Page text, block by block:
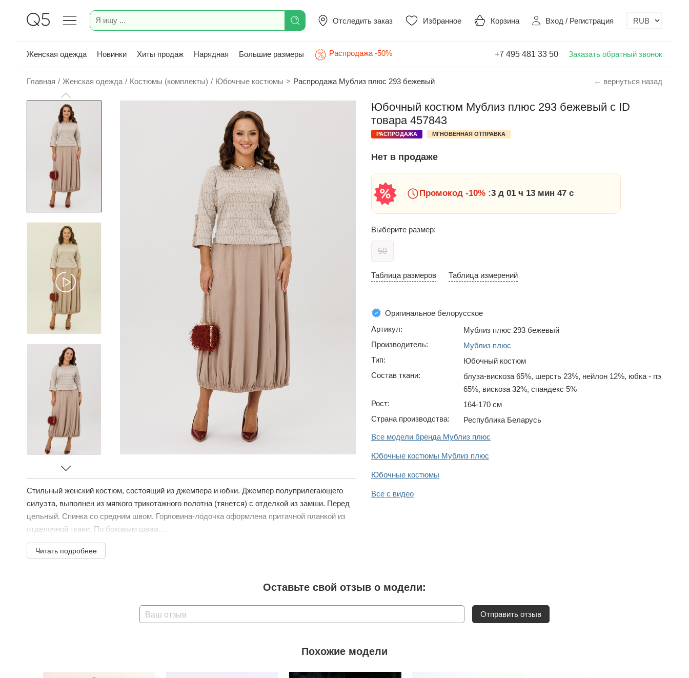
Отследить заказ Избранное Корзина Вход / Регистрация
Женская одежда Новинки Хиты продаж Нарядная Большие размеры Распродажа -50% +7 495 481 33 50 Заказать обратный звонок
Главная / Женская одежда / Костюмы (комплекты) / Юбочные костюмы > Распродажа Мублиз плюс 293 бежевый ← вернуться назад
Стильный женский костюм, состоящий из джемпера и юбки. Джемпер полуприлегающего
силуэта, выполнен из мягкого трикотажного полотна (тянется) с отделкой из замши. Перед
цельный. Спинка со средним швом. Горловина-лодочка оформлена притачной планкой из
отделочной ткани. По боковым швам,...
Читать подробнее
Юбочный костюм Мублиз плюс 293 бежевый с ID
товара 457843
РАСПРОДАЖА МГНОВЕННАЯ ОТПРАВКА
Нет в продаже
Промокод -10% :3 д 01 ч 13 мин 46 с
Выберите размер:
50
Таблица размеров Таблица измерений
Оригинальное белорусское
Артикул:
Мублиз плюс 293 бежевый
Производитель:
Мублиз плюс
Тип:
Юбочный костюм
Состав ткани:
блуза-вискоза 65%, шерсть 23%, нейлон 12%, юбка - пэ
65%, вискоза 32%, спандекс 5%
Рост:
164-170 см
Страна производства:
Республика Беларусь
Все модели бренда Мублиз плюс
Юбочные костюмы Мублиз плюс
Юбочные костюмы
Все с видео
Оставьте свой отзыв о модели:
Ваш отзыв Отправить отзыв
Похожие модели